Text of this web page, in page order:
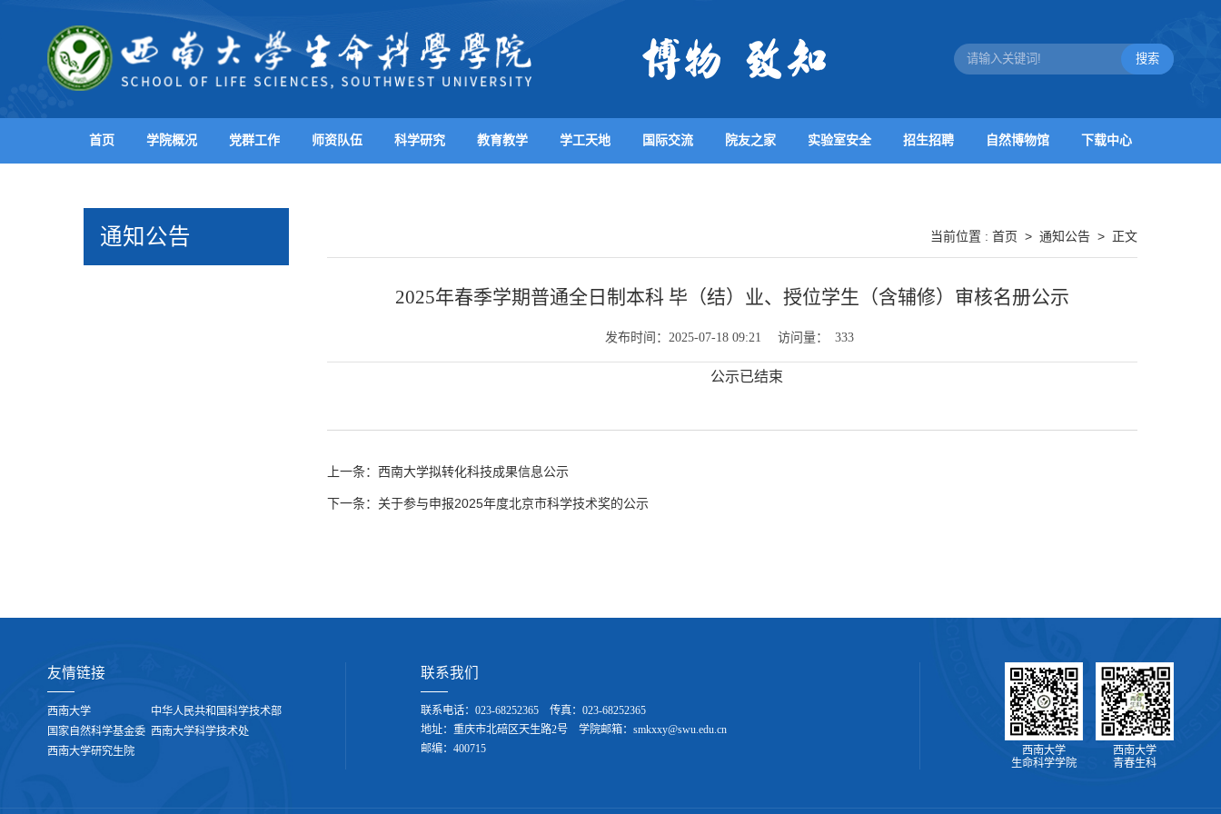
首页 学院概况 党群工作 师资队伍 科学研究 教育教学 学工天地 国际交流 院友之家 实验室安全 招生招聘 自然博物馆 下载中心
通知公告 当前位置 : 首页 > 通知公告 > 正文
2025年春季学期普通全日制本科 毕（结）业、授位学生（含辅修）审核名册公示
发布时间： 2025-07-18 09:21 访问量： 333
公示已结束
上一条： 西南大学拟转化科技成果信息公示
下一条： 关于参与申报2025年度北京市科学技术奖的公示
友情链接
西南大学
中华人民共和国科学技术部
国家自然科学基金委 西南大学科学技术处
西南大学研究生院
联系我们
联系电话：023-68252365 传真：023-68252365
地址：重庆市北碚区天生路2号 学院邮箱：smkxxy@swu.edu.cn
邮编：400715
西南大学
生命科学学院
西南大学
青春生科